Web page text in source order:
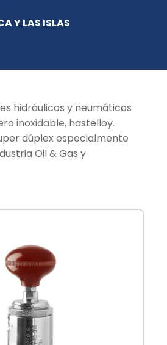
Y LAS ISLAS
hidráulicos y neumáticos
inoxidable, hastelloy.
dúplex especialmente
Oil & Gas y